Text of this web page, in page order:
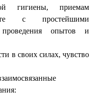
гигиены, приемам
с простейшими
опытов и
в своих силах, чувство